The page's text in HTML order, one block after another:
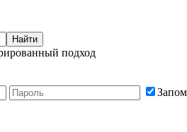
Найти
подход